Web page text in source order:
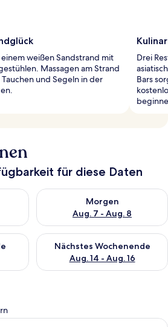
weißen Sandstrand mit
Massagen am Strand
und Segeln in der
Drei
Bars
für diese Daten
für heute Nacht, Aug. 6 - Aug. 7.
Morgen
Aug. 7 - Aug. 8
Überprüfe die Verfügbarkeit
für dieses Wochenende, Aug. 7
Nächstes Wochenende
Aug. 14 - Aug. 16
Überprüfe die Verfügbarkeit
Ein Hotelzimmer mit einem großen